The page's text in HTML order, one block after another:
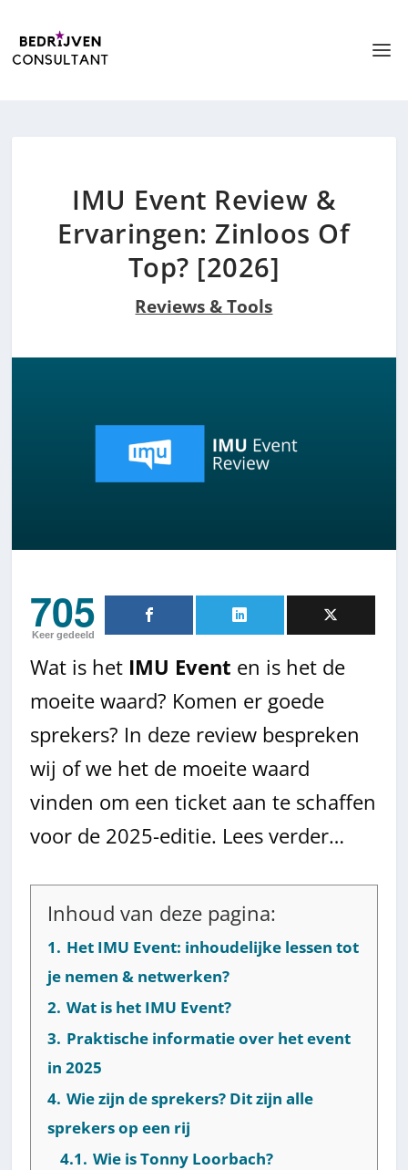
IMU Event Review &
Ervaringen: Zinloos Of
Top? [2026]
Reviews & Tools
705
Keer gedeeld
Wat is het IMU Event en is het de
moeite waard? Komen er goede
sprekers? In deze review bespreken
wij of we het de moeite waard
vinden om een ticket aan te schaffen
voor de 2025-editie. Lees verder…
Inhoud van deze pagina:
1. Het IMU Event: inhoudelijke lessen tot
je nemen & netwerken?
2. Wat is het IMU Event?
3. Praktische informatie over het event
in 2025
4. Wie zijn de sprekers? Dit zijn alle
sprekers op een rij
4.1. Wie is Tonny Loorbach?